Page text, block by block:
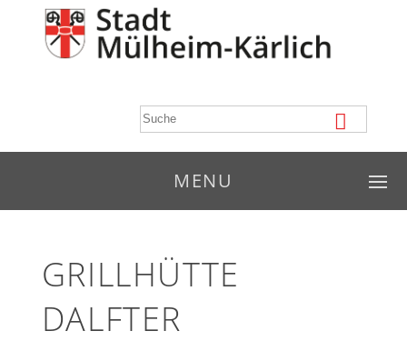
MENU
GRILLHÜTTE
DALFTER